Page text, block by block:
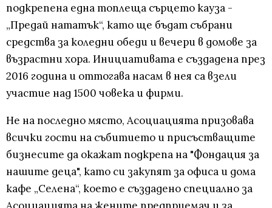
подкрепена една топлеща сърцето кауза -
„Предай нататък“, като ще бъдат събрани
средства за коледни обеди и вечери в домове за
възрастни хора. Инициативата е създадена през
2016 година и оттогава насам в нея са взели
участие над 1500 човека и фирми.
Не на последно място, Асоциацията призовава
всички гости на събитието и присъстващите
бизнесите да окажат подкрепа на "Фондация за
нашите деца", като си закупят за офиса и дома
кафе „Селена“, което е създадено специално за
Асоциацията на жените предприемач и за